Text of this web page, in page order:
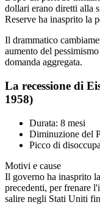
dollari erano diretti alla
Reserve ha inasprito la
Il drammatico
aumento del
domanda aggregata.
La recessione di
1958)
Durata: 8 mesi
Diminuzione del
Picco di
Motivi e cause
Il governo ha inasprito
precedenti, per frenare
salire negli Stati Uniti